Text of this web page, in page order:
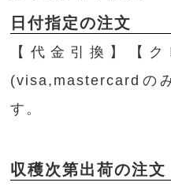
日付指定の注文
【代金引換】【
(visa,mastercardの
す。
収穫次第出荷の注文